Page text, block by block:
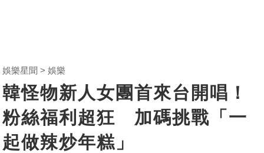
娛樂星聞 娛樂
韓怪物新人女團首來台開唱！
粉絲福利超狂 加碼挑戰「一
起做辣炒年糕」